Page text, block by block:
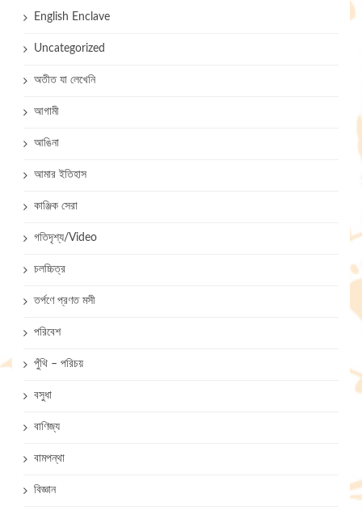
English Enclave
Uncategorized
অতীত যা লেখেনি
আগামী
আঙিনা
আমার ইতিহাস
কাঞ্জিক সেরা
গতিদৃশ্য/Video
চলচ্চিত্র
তর্পণে প্রণত মসী
পরিবেশ
পুঁথি – পরিচয়
বসুধা
বাণিজ্য
বামপন্থা
বিজ্ঞান